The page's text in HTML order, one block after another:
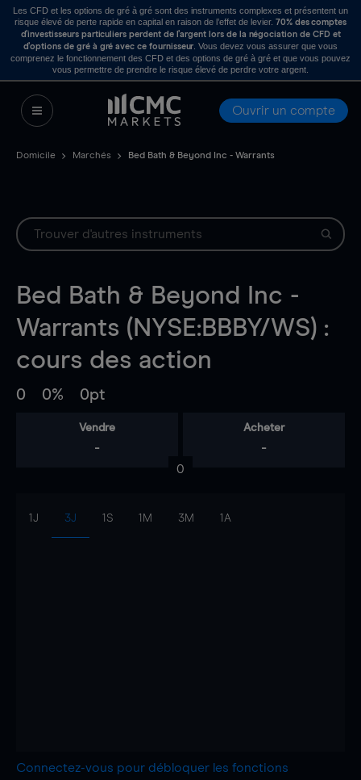
Les CFD et les options de gré à gré sont des instruments complexes et présentent un
risque élevé de perte rapide en capital en raison de l’effet de levier. 70% des comptes
d’investisseurs particuliers perdent de l’argent lors de la négociation de CFD et
d’options de gré à gré avec ce fournisseur . Vous devez vous assurer que vous
comprenez le fonctionnement des CFD et des options de gré à gré et que vous pouvez
vous permettre de prendre le risque élevé de perdre votre argent.
Ouvrir un compte
Domicile Marchés Bed Bath & Beyond Inc - Warrants
Bed Bath & Beyond Inc -
Warrants (NYSE:BBBY/WS) :
cours des action
0 0% 0pt
Vendre
-
Acheter
-
0
1J 3J 1S 1M 3M 1A
Connectez-vous pour débloquer les fonctions